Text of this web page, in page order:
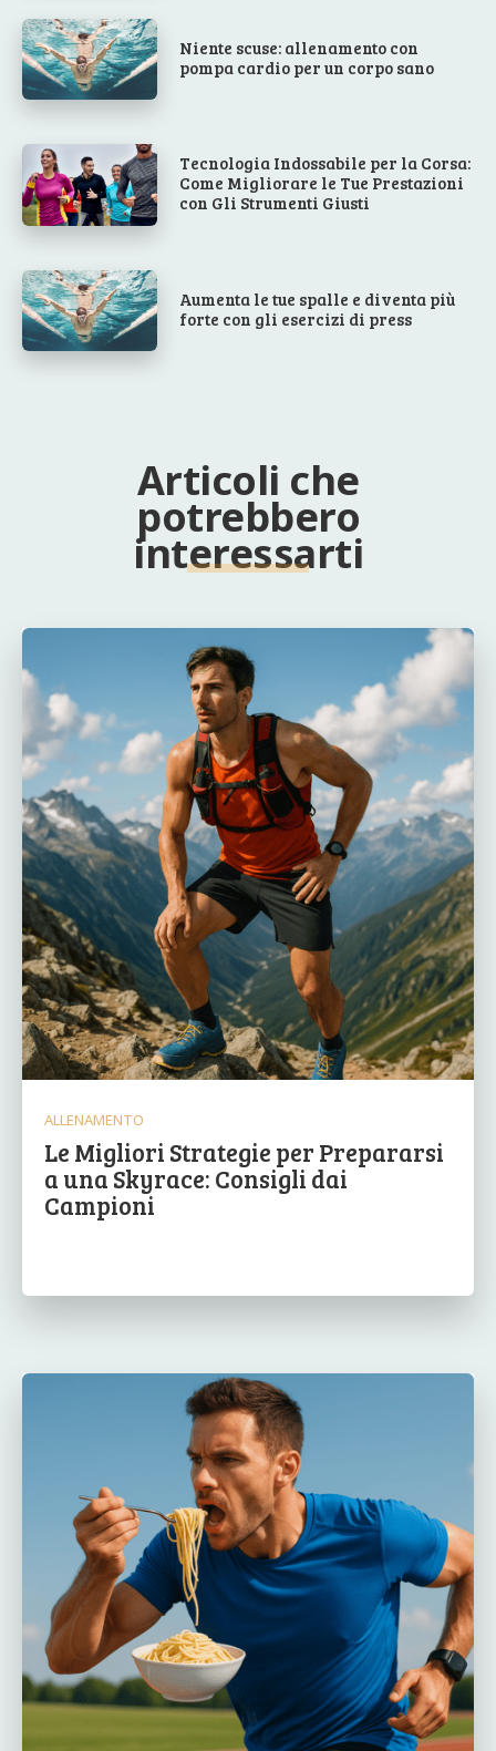
Niente scuse: allenamento con
pompa cardio per un corpo sano
Tecnologia Indossabile per la Corsa:
Come Migliorare le Tue Prestazioni
con Gli Strumenti Giusti
Aumenta le tue spalle e diventa più
forte con gli esercizi di press
Articoli che
potrebbero
interessarti
ALLENAMENTO
Le Migliori Strategie per Prepararsi
a una Skyrace: Consigli dai
Campioni